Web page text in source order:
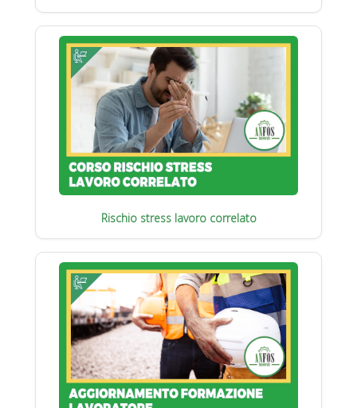
Rischio stress lavoro correlato